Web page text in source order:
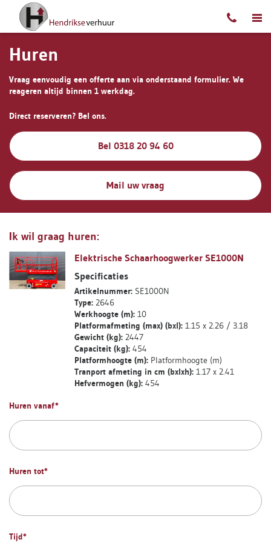
Ga naar content
Huren
Vraag eenvoudig een offerte aan via onderstaand formulier. We
reageren altijd binnen 1 werkdag.
Direct reserveren? Bel ons.
Bel 0318 20 94 60
Mail uw vraag
Ik wil graag huren:
Elektrische Schaarhoogwerker SE1000N
Specificaties
Artikelnummer: SE1000N
Type:2646
Werkhoogte (m):10
Platformafmeting (max) (bxl):1.15 x 2.26 / 3.18
Gewicht (kg):2447
Capaciteit (kg):454
Platformhoogte (m): Platformhoogte (m)
Tranport afmeting in cm (bxlxh):1.17 x 2.41
Hefvermogen (kg):454
Huren vanaf*
Huren tot*
Tijd*